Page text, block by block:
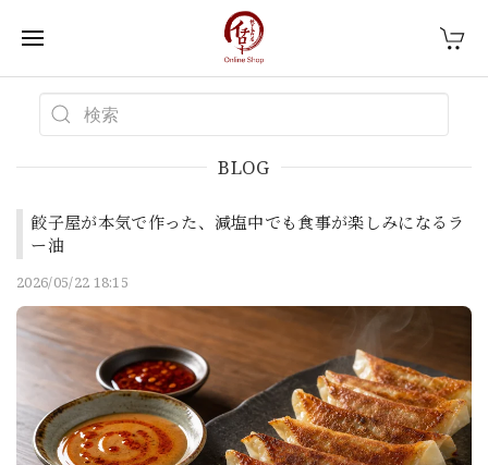
BLOG
餃子屋が本気で作った、減塩中でも食事が楽しみになるラ
ー油
2026/05/22 18:15